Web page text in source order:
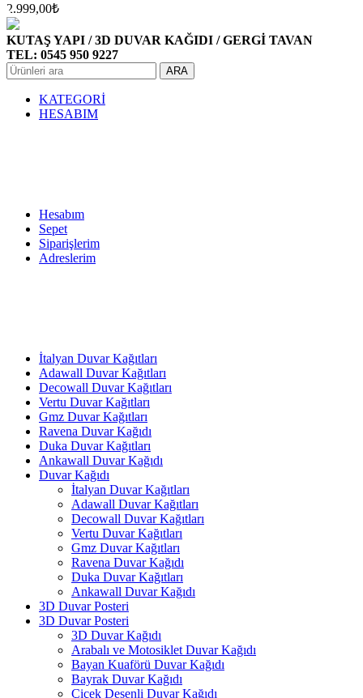
2.999,00₺
KUTAŞ YAPI / 3D DUVAR KAĞIDI / GERGİ TAVAN
TEL: 0545 950 9227
ARA
KATEGORİ
HESABIM
Hesabım
Sepet
Siparişlerim
Adreslerim
İtalyan Duvar Kağıtları
Adawall Duvar Kağıtları
Decowall Duvar Kağıtları
Vertu Duvar Kağıtları
Gmz Duvar Kağıtları
Ravena Duvar Kağıdı
Duka Duvar Kağıtları
Ankawall Duvar Kağıdı
Duvar Kağıdı
İtalyan Duvar Kağıtları
Adawall Duvar Kağıtları
Decowall Duvar Kağıtları
Vertu Duvar Kağıtları
Gmz Duvar Kağıtları
Ravena Duvar Kağıdı
Duka Duvar Kağıtları
Ankawall Duvar Kağıdı
3D Duvar Posteri
3D Duvar Posteri
3D Duvar Kağıdı
Arabalı ve Motosiklet Duvar Kağıdı
Bayan Kuaförü Duvar Kağıdı
Bayrak Duvar Kağıdı
Çiçek Desenli Duvar Kağıdı